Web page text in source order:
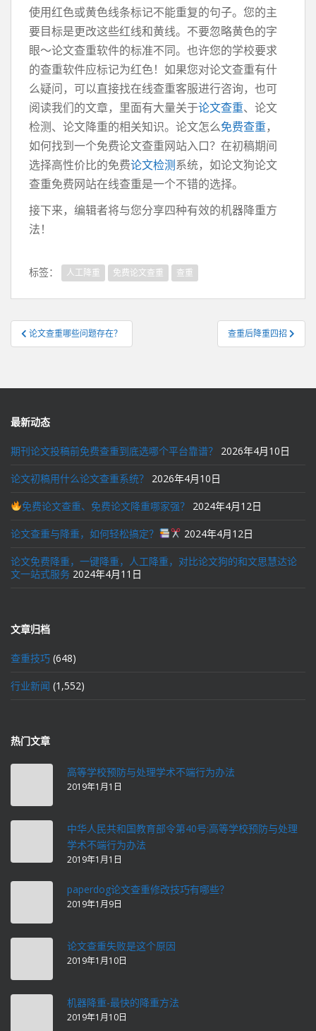
使用红色或黄色线条标记不能重复的句子。您的主
要目标是更改这些红线和黄线。不要忽略黄色的字
眼〜论文查重软件的标准不同。也许您的学校要求
的查重软件应标记为红色！如果您对论文查重有什
么疑问，可以直接找在线查重客服进行咨询，也可
阅读我们的文章，里面有大量关于论文查重、论文
检测、论文降重的相关知识。论文怎么免费查重，
如何找到一个免费论文查重网站入口？在初稿期间
选择高性价比的免费论文检测系统，如论文狗论文
查重免费网站在线查重是一个不错的选择。
接下来，编辑者将与您分享四种有效的机器降重方
法！
标签： 人工降重 免费论文查重 查重
文
章
航
论文查重哪些问题存在？ 查重后降重四招
最新动态
期刊论文投稿前免费查重到底选哪个平台靠谱？ 2026年4月10日
论文初稿用什么论文查重系统？ 2026年4月10日
免费论文查重、免费论文降重哪家强？ 2024年4月12日
论文查重与降重，如何轻松搞定？ 2024年4月12日
论文免费降重，一键降重，人工降重，对比论文狗的和文思慧达论
文一站式服务 2024年4月11日
文章归档
查重技巧 (648)
行业新闻 (1,552)
热门文章
高等学校预防与处理学术不端行为办法
2019年1月1日
中华人民共和国教育部令第40号:高等学校预防与处理
学术不端行为办法
2019年1月1日
paperdog论文查重修改技巧有哪些？
2019年1月9日
论文查重失败是这个原因
2019年1月10日
机器降重-最快的降重方法
2019年1月10日